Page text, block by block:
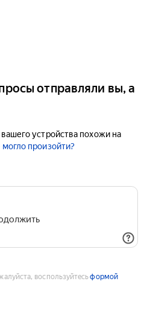
отправляли вы, а
устройства похожи на
произойти?
воспользуйтесьформой